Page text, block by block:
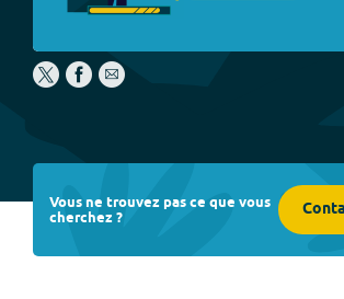
Vous ne trouvez pas ce que vous
cherchez ?